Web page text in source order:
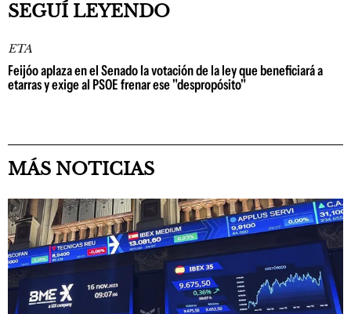
SEGUÍ LEYENDO
ETA
Feijóo aplaza en el Senado la votación de la ley que beneficiará a
etarras y exige al PSOE frenar ese "despropósito"
MÁS NOTICIAS